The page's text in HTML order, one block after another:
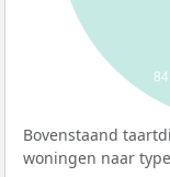
Bovenstaand
woningen naar